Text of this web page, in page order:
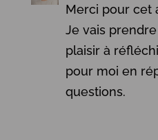
Merci pour cet
Je vais
plaisir à
pour moi en
questions.